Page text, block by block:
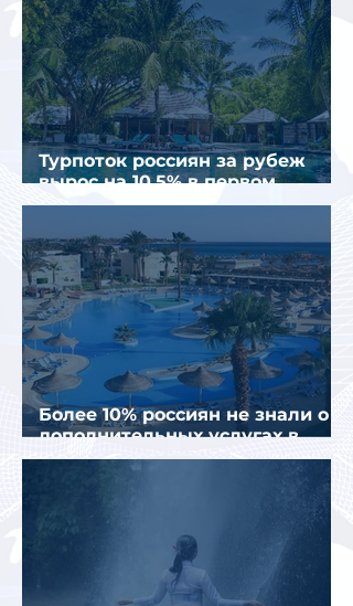
Турпоток россиян за рубеж
вырос на 10,5% в первом
полугодии 2026 года
Более 10% россиян не знали о
дополнительных услугах в
отелях